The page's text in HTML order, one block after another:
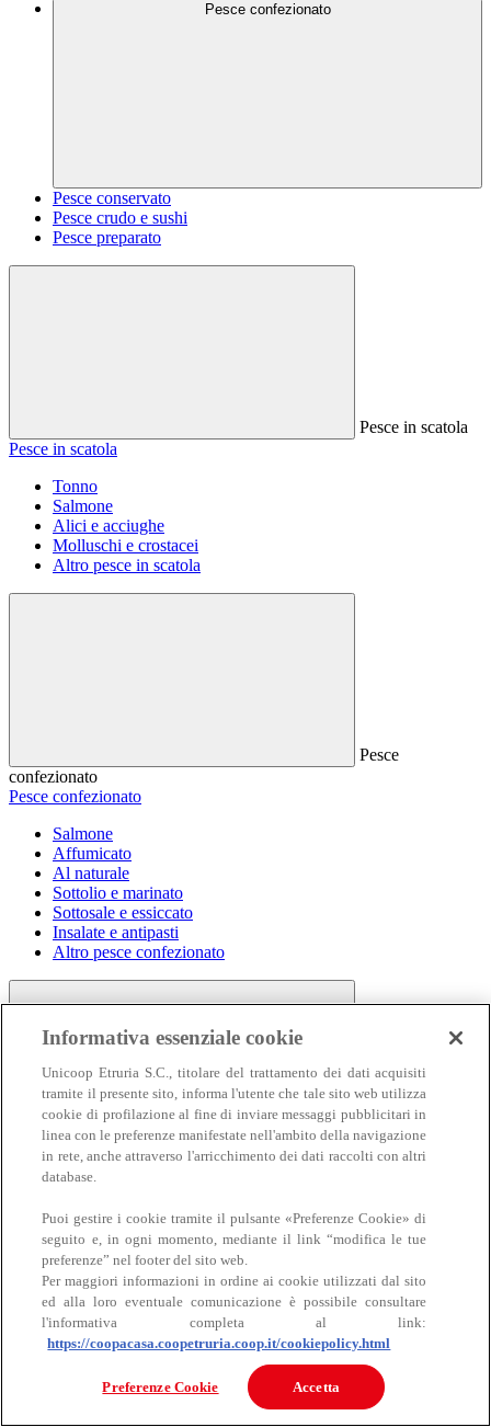
Pesce confezionato
Pesce conservato
Pesce crudo e sushi
Pesce preparato
Pesce in scatola
Pesce in scatola
Tonno
Salmone
Alici e acciughe
Molluschi e crostacei
Altro pesce in scatola
Pesce
confezionato
Pesce confezionato
Salmone
Affumicato
Al naturale
Sottolio e marinato
Sottosale e essiccato
Insalate e antipasti
Altro pesce confezionato
Carne
Carne
Bovino
Informativa essenziale cookie
Unicoop Etruria S.C., titolare del trattamento dei dati acquisiti
tramite il presente sito, informa l'utente che tale sito web utilizza
cookie di profilazione al fine di inviare messaggi pubblicitari in
linea con le preferenze manifestate nell'ambito della navigazione
in rete, anche attraverso l'arricchimento dei dati raccolti con altri
database.
Puoi gestire i cookie tramite il pulsante «Preferenze Cookie» di
seguito e, in ogni momento, mediante il link “modifica le tue
preferenze” nel footer del sito web.
Per maggiori informazioni in ordine ai cookie utilizzati dal sito
ed alla loro eventuale comunicazione è possibile consultare
l'informativa completa al link:
https://coopacasa.coopetruria.coop.it/cookiepolicy.html
Preferenze Cookie Accetta